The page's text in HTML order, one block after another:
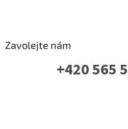
Zavolejte nám
+420 565